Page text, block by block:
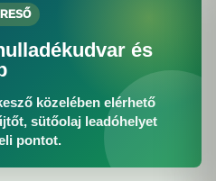
és
közelében elérhető
sütőolaj leadóhelyet
pontot.